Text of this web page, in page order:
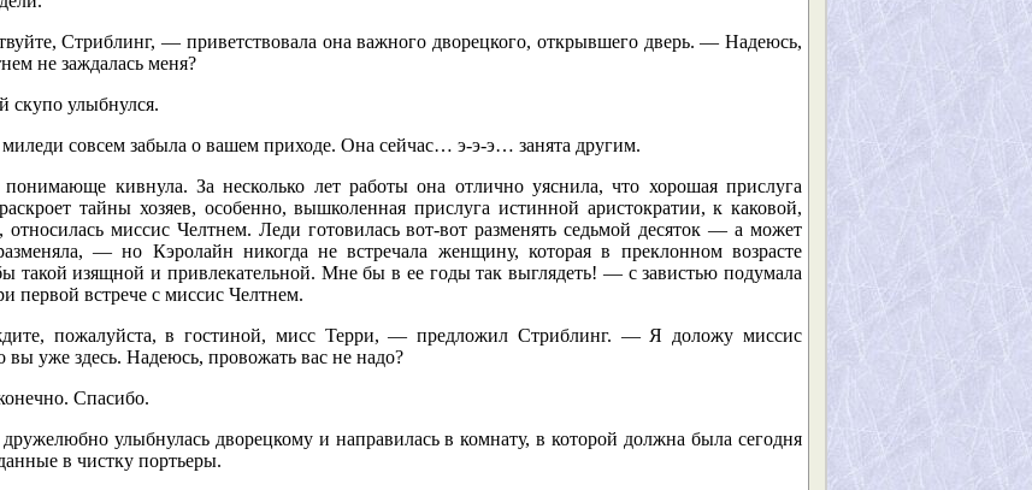
Стриблинг, — приветствовала она важного дворецкого, открывшего дверь. — Надеюсь,
не заждалась меня?
скупо улыбнулся.
совсем забыла о вашем приходе. Она сейчас… э-э-э… занята другим.
кивнула. За несколько лет работы она отлично уяснила, что хорошая прислуга
тайны хозяев, особенно, вышколенная прислуга истинной аристократии, к каковой,
относилась миссис Челтнем. Леди готовилась вот-вот разменять седьмой десяток — а может
— но Кэролайн никогда не встречала женщину, которая в преклонном возрасте
такой изящной и привлекательной. Мне бы в ее годы так выглядеть! — с завистью подумала
первой встрече с миссис Челтнем.
пожалуйста, в гостиной, мисс Терри, — предложил Стриблинг. — Я доложу миссис
вы уже здесь. Надеюсь, провожать вас не надо?
Спасибо.
улыбнулась дворецкому и направилась в комнату, в которой должна была сегодня
в чистку портьеры.